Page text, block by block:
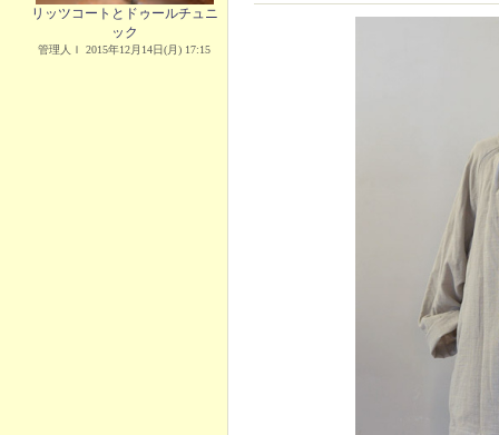
リッツコートとドゥールチュニ
ック
管理人Ｉ 2015年12月14日(月) 17:15